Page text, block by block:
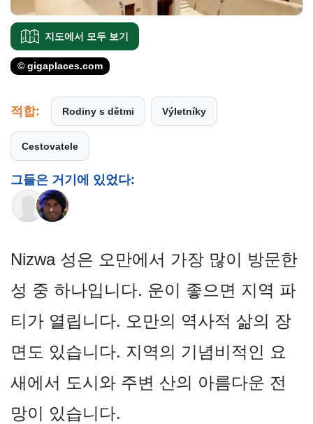
지도에서 모두 보기
© gigaplaces.com
적합: Rodiny s dětmi Výletníky
Cestovatele
그들은 거기에 있었다:
Nizwa 성은 오만에서 가장 많이 방문한
성 중 하나입니다. 운이 좋으면 지역 파
티가 열립니다. 오만의 역사적 삶의 장
면도 있습니다. 지역의 기념비적인 요
새에서 도시와 주변 산의 아름다운 전
망이 있습니다.